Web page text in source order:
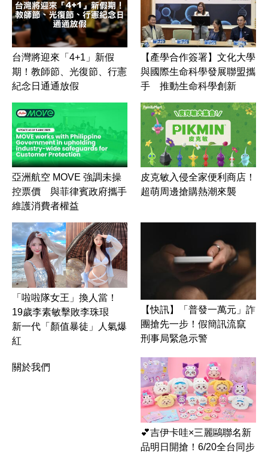
台灣將迎來「4+1」新假
期！教師節、光復節、行憲
紀念日通通放假
【產學合作簽署】文化大學
與國際生命科學發展聯盟攜
手 推動生命科學創新
亞洲航空 MOVE 強調未操
控票價 與菲律賓政府攜手
維護消費者權益
皮克敏入侵全家便利商店！
超萌周邊搶購熱潮來襲
「啦啦隊女王」換人當！
19歲李素敏擊敗李珠珢
新一代「顏值暴徒」人氣爆
紅
【快訊】「普發一萬元」詐
團搶先一步！假簡訊流竄
刑事局緊急示警
關於我們
💕吉伊卡哇×三麗鷗聯名新
品明日開搶！6/20全台同步